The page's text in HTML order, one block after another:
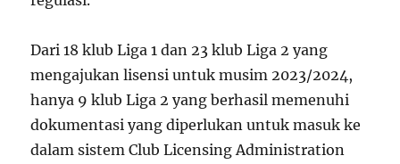
Dari 18 klub Liga 1 dan 23 klub Liga 2 yang
mengajukan lisensi untuk musim 2023/2024,
hanya 9 klub Liga 2 yang berhasil memenuhi
dokumentasi yang diperlukan untuk masuk ke
dalam sistem Club Licensing Administration